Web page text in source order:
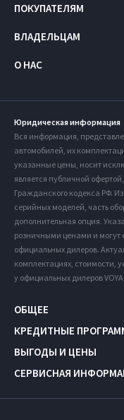
ПОКУПАТЕЛЯМ
ВЛАДЕЛЬЦАМ
О НАС
Юридическая информация
Вся информация,
автомобилей, их
указанные цены, носит
является публичной
Гражданского кодекса РФ.
серийных моделей, часть
дополнительная опция.
розничными ценами и могут
официальных дилеров.
комплектациях, стоимости,
у официальных дилеров
ОБЩЕЕ
КРЕДИТНЫЕ
ВЫГОДЫ И ЦЕНЫ
СЕРВИСНАЯ